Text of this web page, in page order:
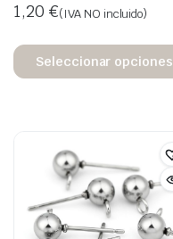
1,20 €(IVA NO incluido)
Seleccionar opciones